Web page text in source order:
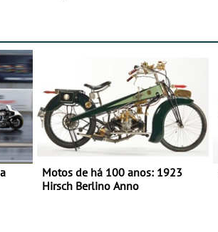
Motos de há 100 anos: 1923
Hirsch Berlino Anno